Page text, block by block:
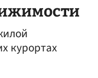
курортах